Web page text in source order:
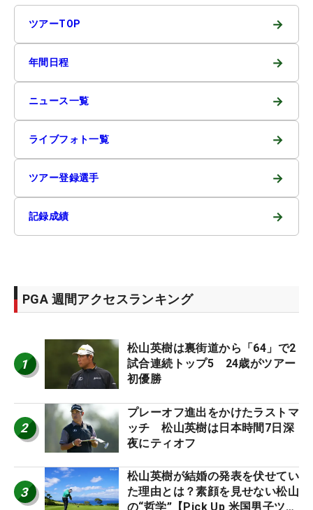
ツアーTOP →
年間日程 →
ニュース一覧 →
ライブフォト一覧 →
ツアー登録選手 →
記録成績 →
PGA 週間アクセスランキング
1
松山英樹は裏街道から「64」で2
試合連続トップ5 24歳がツアー
初優勝
2
プレーオフ進出をかけたラストマ
ッチ 松山英樹は日本時間7日深
夜にティオフ
3
松山英樹が結婚の発表を伏せてい
た理由とは？素顔を見せない松山
の“哲学”【Pick Up 米国男子ツア